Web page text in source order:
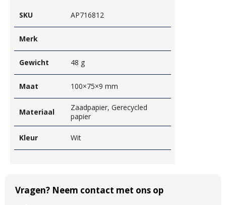
SKU AP716812
Merk
Gewicht 48 g
Maat 100×75×9 mm
Materiaal
Zaadpapier, Gerecycled
papier
Kleur Wit
Vragen? Neem contact met ons op